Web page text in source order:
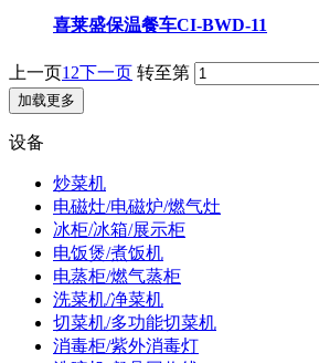
喜莱盛保温餐车CI-BWD-11
上一页1 2下一页 转至第
加载更多
设备
炒菜机
电磁灶/电磁炉/燃气灶
冰柜/冰箱/展示柜
电饭煲/煮饭机
电蒸柜/燃气蒸柜
洗菜机/净菜机
切菜机/多功能切菜机
消毒柜/紫外消毒灯